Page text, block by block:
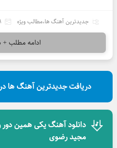
جدیدترین آهنگ ها،مطالب ویژه 19
ادامه مطلب +
دریافت جدیدترین آهنگ ها
دانلود آهنگ یکی همین
مجید رضوی